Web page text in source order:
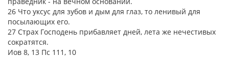
26 Что уксус для зубов и дым для глаз, то ленивый для
посылающих его.
27 Страх Господень прибавляет дней, лета же нечестивых
сократятся.
Иов 8, 13 Пс 111, 10